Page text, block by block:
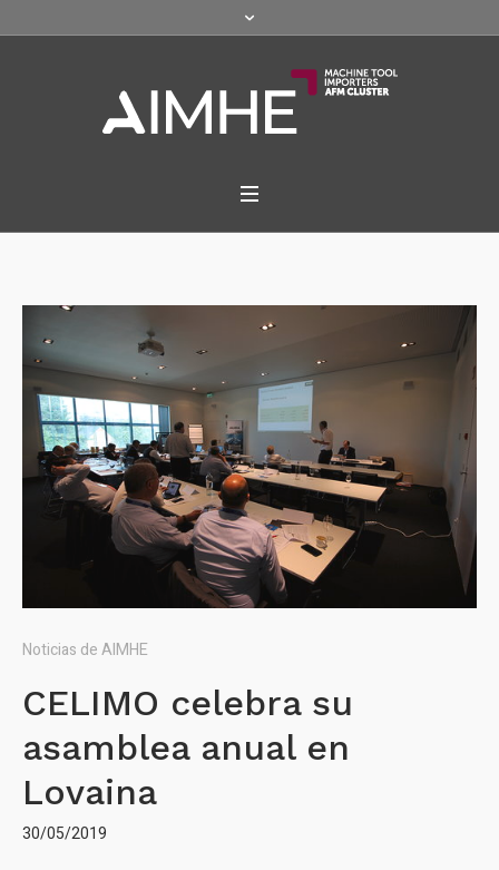
Noticias de AIMHE
CELIMO celebra su
asamblea anual en
Lovaina
30/05/2019